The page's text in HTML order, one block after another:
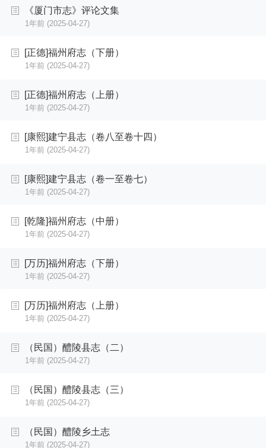
《厦门市志》评论文集
1年前 (2025-04-27)
[正德]福州府志（下册）
1年前 (2025-04-27)
[正德]福州府志（上册）
1年前 (2025-04-27)
[康熙]建宁县志（卷八至卷十四）
1年前 (2025-04-27)
[康熙]建宁县志（卷一至卷七）
1年前 (2025-04-27)
[乾隆]福州府志（中册）
1年前 (2025-04-27)
[万历]福州府志（下册）
1年前 (2025-04-27)
[万历]福州府志（上册）
1年前 (2025-04-27)
（民国）醴陵县志（二）
1年前 (2025-04-27)
（民国）醴陵县志（三）
1年前 (2025-04-27)
（民国）醴陵乡土志
1年前 (2025-04-27)